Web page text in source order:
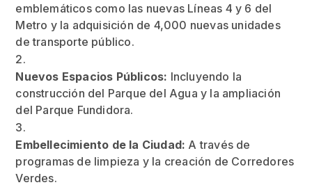
emblemáticos como las nuevas Líneas 4 y 6 del
Metro y la adquisición de 4,000 nuevas unidades
de transporte público.
Nuevos Espacios Públicos: Incluyendo la
construcción del Parque del Agua y la ampliación
del Parque Fundidora.
Embellecimiento de la Ciudad: A través de
programas de limpieza y la creación de Corredores
Verdes.